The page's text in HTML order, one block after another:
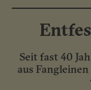
Seit fast 40
aus